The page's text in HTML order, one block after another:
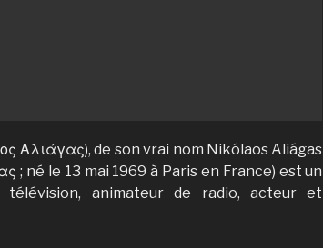
Αλιάγας), de son vrai nom Nikólaos Aliágas
; né le 13 mai 1969 à Paris en France) est un
télévision, animateur de radio, acteur et